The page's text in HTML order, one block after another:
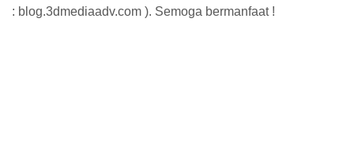
: blog.3dmediaadv.com ). Semoga bermanfaat !